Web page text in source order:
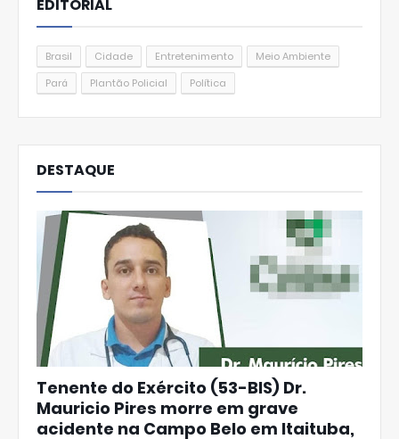
EDITORIAL
Brasil Cidade Entretenimento
Meio Ambiente
Pará
Plantão Policial Política
DESTAQUE
Tenente do Exército (53-BIS) Dr.
Mauricio Pires morre em grave
acidente na Campo Belo em Itaituba,